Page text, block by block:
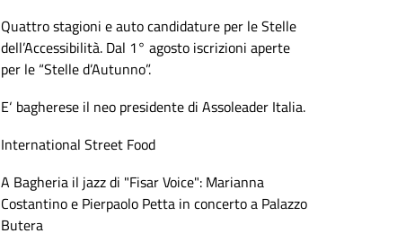
Quattro stagioni e auto candidature per le Stelle
dell’Accessibilità. Dal 1° agosto iscrizioni aperte
per le “Stelle d’Autunno”.
E‘ bagherese il neo presidente di Assoleader Italia.
International Street Food
A Bagheria il jazz di "Fisar Voice": Marianna
Costantino e Pierpaolo Petta in concerto a Palazzo
Butera